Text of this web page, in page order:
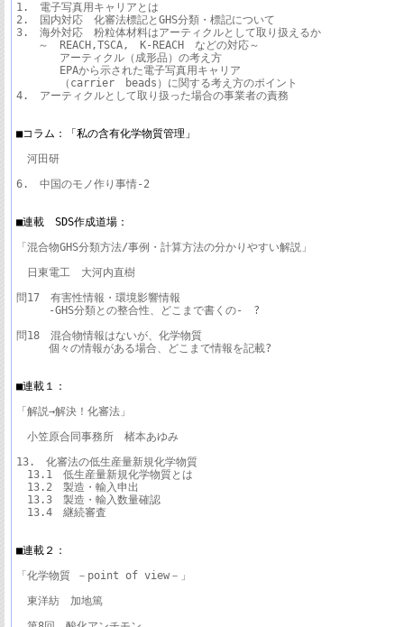
1.　電子写真用キャリアとは
2.　国内対応　化審法標記とGHS分類・標記について
3.　海外対応　粉粒体材料はアーティクルとして取り扱えるか
～　REACH,TSCA,　K-REACH　などの対応～
アーティクル（成形品）の考え方
EPAから示された電子写真用キャリア
（carrier　beads）に関する考え方のポイント
4.　アーティクルとして取り扱った場合の事業者の責務
■コラム：「私の含有化学物質管理」
河田研
6.　中国のモノ作り事情-2
■連載　SDS作成道場：
「混合物GHS分類方法/事例・計算方法の分かりやすい解説」
日東電工　大河内直樹
問17　有害性情報・環境影響情報
-GHS分類との整合性、どこまで書くの-　?
問18　混合物情報はないが、化学物質
個々の情報がある場合、どこまで情報を記載?
■連載１：
「解説→解決！化審法」
小笠原合同事務所　楮本あゆみ
13.　化審法の低生産量新規化学物質
13.1　低生産量新規化学物質とは
13.2　製造・輸入申出
13.3　製造・輸入数量確認
13.4　継続審査
■連載２：
「化学物質 －point of view－」
東洋紡　加地篤